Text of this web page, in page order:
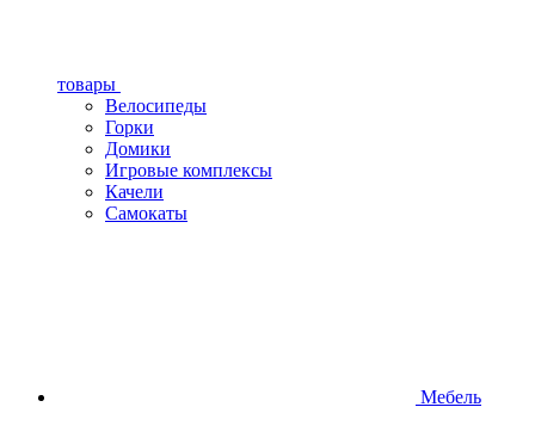
товары
Велосипеды
Горки
Домики
Игровые комплексы
Качели
Самокаты
Мебель